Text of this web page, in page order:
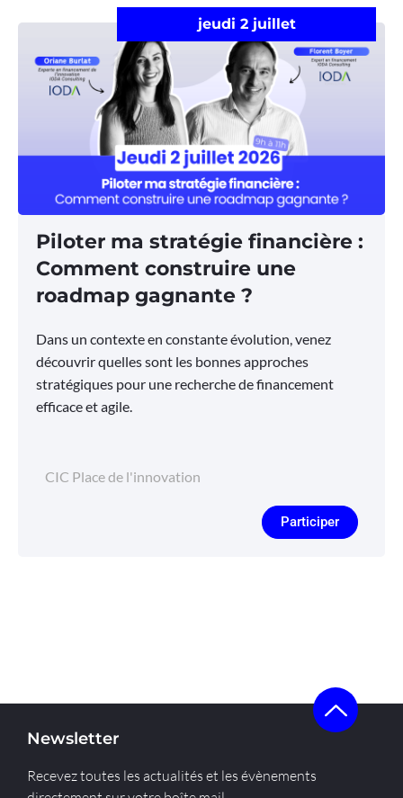
jeudi 2 juillet
Piloter ma stratégie financière :
Comment construire une
roadmap gagnante ?
Dans un contexte en constante évolution, venez
découvrir quelles sont les bonnes approches
stratégiques pour une recherche de financement
efficace et agile.
CIC Place de l'innovation
Participer
Newsletter
Recevez toutes les actualités et les évènements